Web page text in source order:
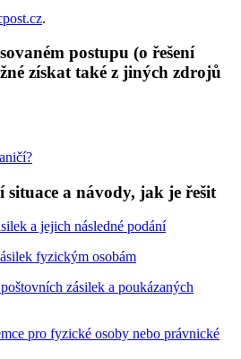
.
postupu (o řešení
získat také z jiných zdrojů
situace a návody, jak je řešit
a jejich následné podání
fyzickým osobám
zásilek a poukázaných
pro fyzické osoby nebo právnické